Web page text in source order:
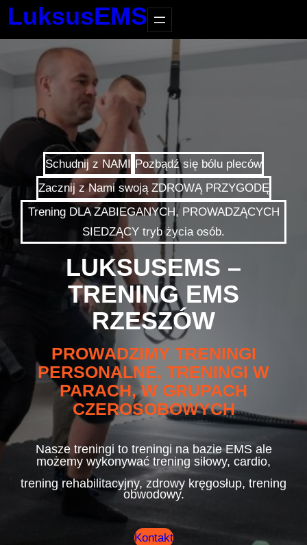
LuksusEMS
Schudnij z NAMI Pozbądź się bólu pleców
Zacznij z Nami swoją ZDROWĄ PRZYGODĘ
Trening DLA ZABIEGANYCH, PROWADZĄCYCH
SIEDZĄCY tryb życia osób.
LUKSUSEMS –
TRENING EMS
RZESZÓW
PROWADZIMY TRENINGI
PERSONALNE, TRENINGI W
PARACH, W GRUPACH
CZEROSOBOWYCH
Nasze treningi to treningi na bazie EMS ale
możemy wykonywać trening siłowy, cardio,
trening rehabilitacyjny, zdrowy kręgosłup, trening
obwodowy.
Kontakt